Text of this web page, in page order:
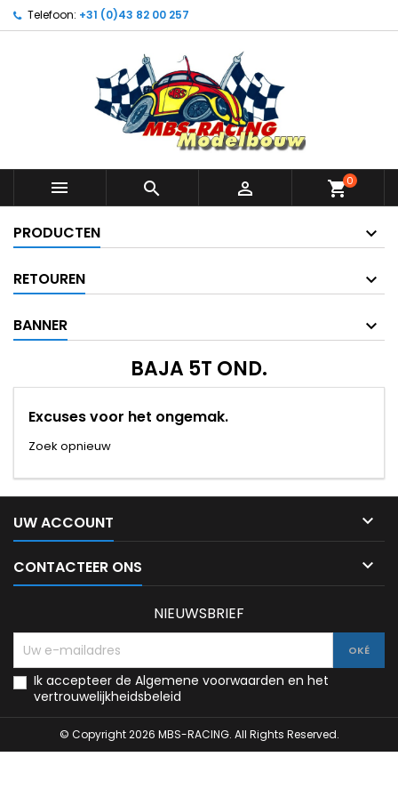
Telefoon: +31 (0)43 82 00 257
   shopping_cart0
PRODUCTEN
RETOUREN
BANNER
BAJA 5T OND.
Excuses voor het ongemak.
Zoek opnieuw
UW ACCOUNT 
CONTACTEER ONS 
NIEUWSBRIEF
Ik accepteer de Algemene voorwaarden en het
vertrouwelijkheidsbeleid
© Copyright 2026 MBS-RACING. All Rights Reserved.